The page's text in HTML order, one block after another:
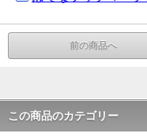
前の商品へ
この商品のカテゴリー